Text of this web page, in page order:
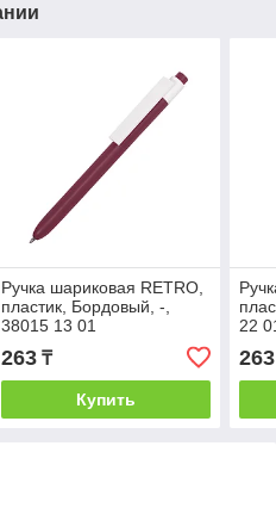
Ручка шариковая RETRO,
пластик, Бордовый, -,
38015 13 01
263₸
Купить
22
263